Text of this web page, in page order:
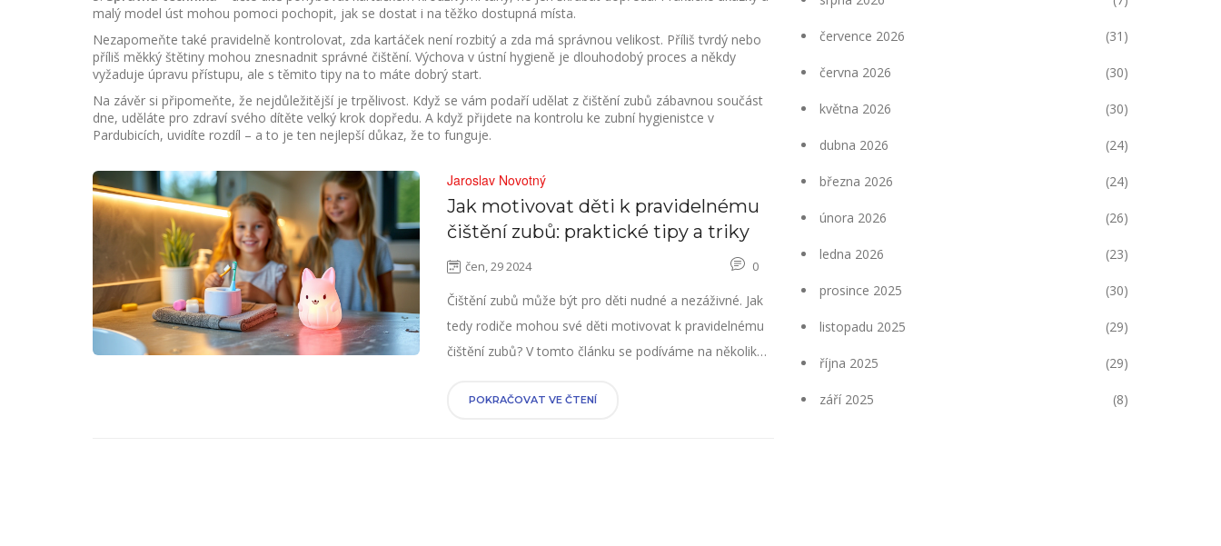
malý model úst mohou pomoci pochopit, jak se dostat i na těžko dostupná místa.
Nezapomeňte také pravidelně kontrolovat, zda kartáček není rozbitý a zda má správnou velikost. Příliš tvrdý nebo
příliš měkký štětiny mohou znesnadnit správné čištění. Výchova v ústní hygieně je dlouhodobý proces a někdy
vyžaduje úpravu přístupu, ale s těmito tipy na to máte dobrý start.
Na závěr si připomeňte, že nejdůležitější je trpělivost. Když se vám podaří udělat z čištění zubů zábavnou součást
dne, uděláte pro zdraví svého dítěte velký krok dopředu. A když přijdete na kontrolu ke zubní hygienistce v
Pardubicích, uvidíte rozdíl – a to je ten nejlepší důkaz, že to funguje.
Jaroslav Novotný
Jak motivovat děti k pravidelnému
čištění zubů: praktické tipy a triky
čen, 29 2024 0
Čištění zubů může být pro děti nudné a nezáživné. Jak
tedy rodiče mohou své děti motivovat k pravidelnému
čištění zubů? V tomto článku se podíváme na několik
zvyknout si na každodenní péči o zuby.
POKRAČOVAT VE ČTENÍ
července 2026 (31)
června 2026 (30)
května 2026 (30)
dubna 2026 (24)
března 2026 (24)
února 2026 (26)
ledna 2026 (23)
prosince 2025 (30)
listopadu 2025 (29)
října 2025 (29)
září 2025 (8)